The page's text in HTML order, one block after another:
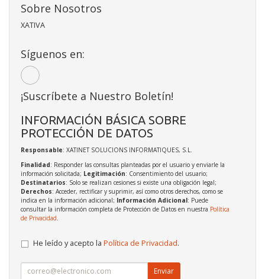
Sobre Nosotros
XATIVA
Síguenos en:
¡Suscríbete a Nuestro Boletín!
INFORMACIÓN BÁSICA SOBRE
PROTECCIÓN DE DATOS
Responsable: XATINET SOLUCIONS INFORMATIQUES, S.L.
Finalidad: Responder las consultas planteadas por el usuario y enviarle la
información solicitada; Legitimación: Consentimiento del usuario;
Destinatarios: Solo se realizan cesiones si existe una obligación legal;
Derechos: Acceder, rectificar y suprimir, así como otros derechos, como se
indica en la información adicional; Información Adicional: Puede
consultar la información completa de Protección de Datos en nuestra Política
de Privacidad
He leído y acepto la Política de Privacidad.
Enviar